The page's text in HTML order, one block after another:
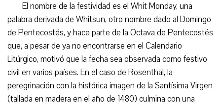
El nombre de la festividad es el Whit Monday, una
palabra derivada de Whitsun, otro nombre dado al Domingo
de Pentecostés, y hace parte de la Octava de Pentecostés
que, a pesar de ya no encontrarse en el Calendario
Litúrgico, motivó que la fecha sea observada como festivo
civil en varios países. En el caso de Rosenthal, la
peregrinación con la histórica imagen de la Santísima Virgen
(tallada en madera en el año de 1480) culmina con una